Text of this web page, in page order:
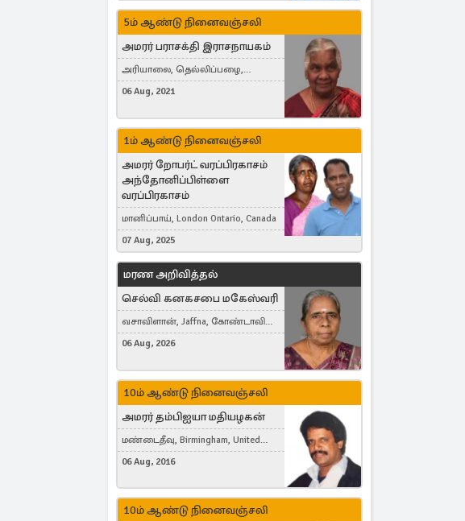
5ம் ஆண்டு நினைவஞ்சலி
அமரர் பராசக்தி இராசநாயகம்
அரியாலை, தெல்லிப்பழை,
Montreal, Canada
06 Aug, 2021
1ம் ஆண்டு நினைவஞ்சலி
அமரர் றோபர்ட் வரப்பிரகாசம்
அந்தோனிப்பிள்ளை
வரப்பிரகாசம்
மானிப்பாய், London Ontario, Canada
07 Aug, 2025
மரண அறிவித்தல்
செல்வி கனகசபை மகேஸ்வரி
வசாவிளான், Jaffna, கோண்டாவில்
கிழக்கு
06 Aug, 2026
10ம் ஆண்டு நினைவஞ்சலி
அமரர் தம்பிஐயா மதியழகன்
மண்டைதீவு, Birmingham, United
Kingdom
06 Aug, 2016
10ம் ஆண்டு நினைவஞ்சலி